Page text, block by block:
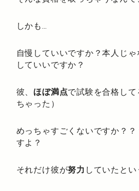
しかも…
自慢していいですか？本人じ
していいですか？
彼、 ほぼ満点で試験を合格し
ちゃった）
めっちゃすごくないですか？
すよ？
それだけ彼が努力 していたとい